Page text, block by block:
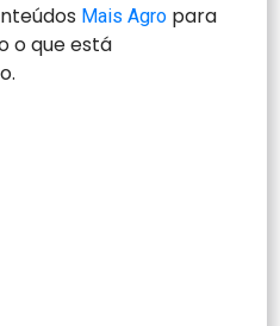
Mais Agro para
o que está